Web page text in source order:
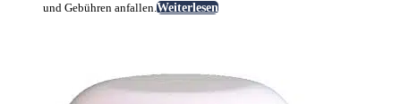
und Gebühren anfallen.Weiterlesen